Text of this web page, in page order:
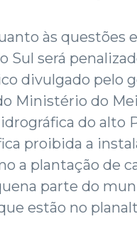
às questões
Sul será
divulgado pelo
Ministério do
do alto
proibida a
a plantação de
parte do
estão no